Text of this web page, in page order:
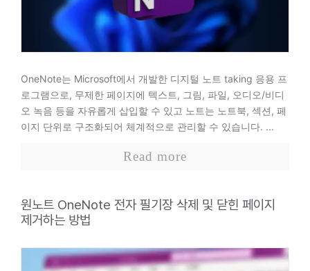
OneNote는 Microsoft에서 개발한 디지털 노트 taking 응용 프
로그램으로, 무제한 페이지에 텍스트, 그림, 파일, 오디오/비디
오 녹음 등을 자유롭게 삽입할 수 있고 노트는 노트북, 섹션, 페
이지 단위로 구조화되어 체계적으로 관리할 수 있습니다. ...
Read more
원노트 OneNote 전자 필기장 삭제 및 닫힌 페이지
제거하는 방법